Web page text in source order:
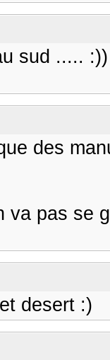
sud .....
des
va pas se
desert :)